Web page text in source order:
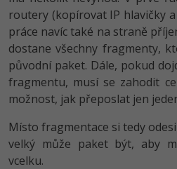
routery (kopírovat IP hlavičky
práce navíc také na straně
dostane všechny fragmenty,
původní paket. Dále, pokud
fragmentu, musí se zahodit
možnost, jak přeposlat jen
Místo fragmentace si tedy
velký může paket být, aby
vcelku.